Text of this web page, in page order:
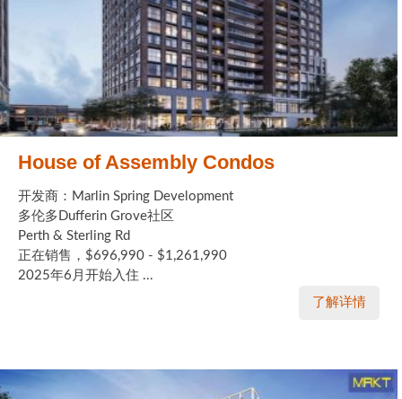
House of Assembly Condos
开发商：Marlin Spring Development
多伦多Dufferin Grove社区
Perth & Sterling Rd
正在销售，$696,990 - $1,261,990
2025年6月开始入住 ...
了解详情